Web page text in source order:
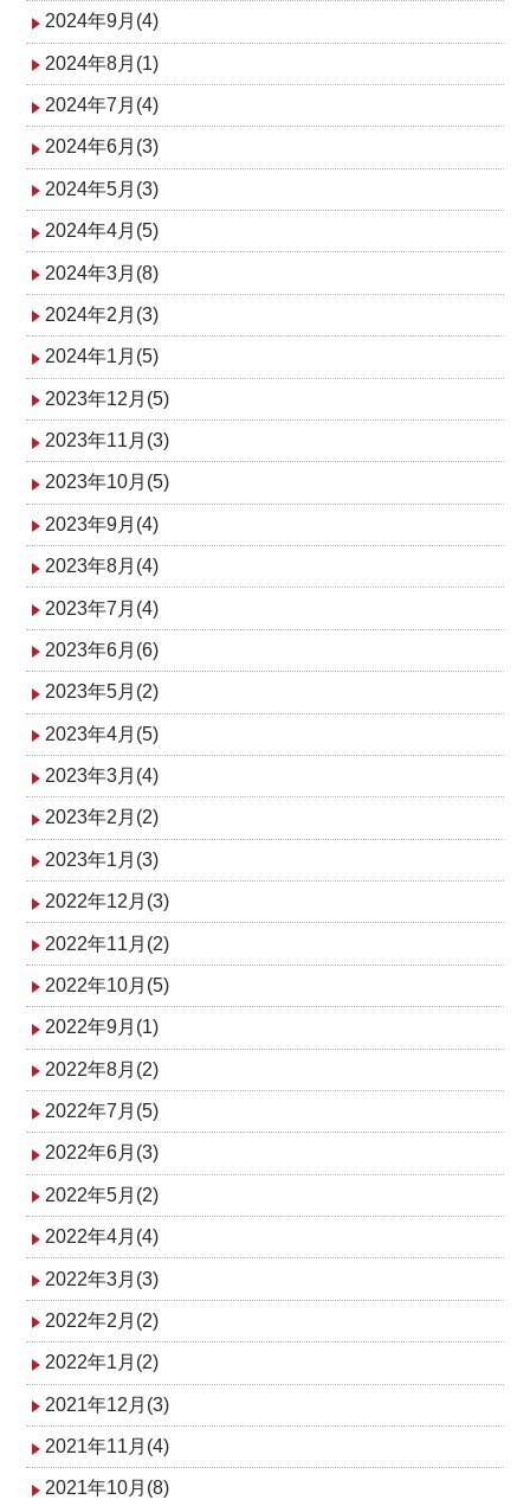
2024年9月(4)
2024年8月(1)
2024年7月(4)
2024年6月(3)
2024年5月(3)
2024年4月(5)
2024年3月(8)
2024年2月(3)
2024年1月(5)
2023年12月(5)
2023年11月(3)
2023年10月(5)
2023年9月(4)
2023年8月(4)
2023年7月(4)
2023年6月(6)
2023年5月(2)
2023年4月(5)
2023年3月(4)
2023年2月(2)
2023年1月(3)
2022年12月(3)
2022年11月(2)
2022年10月(5)
2022年9月(1)
2022年8月(2)
2022年7月(5)
2022年6月(3)
2022年5月(2)
2022年4月(4)
2022年3月(3)
2022年2月(2)
2022年1月(2)
2021年12月(3)
2021年11月(4)
2021年10月(8)